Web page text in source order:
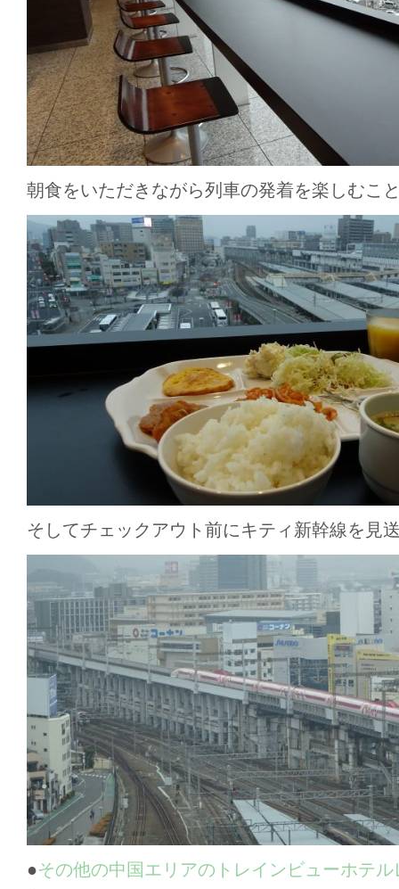
朝食をいただきながら列車の発着を楽しむこ
そしてチェックアウト前にキティ新幹線を見
●その他の中国エリアのトレインビューホテ